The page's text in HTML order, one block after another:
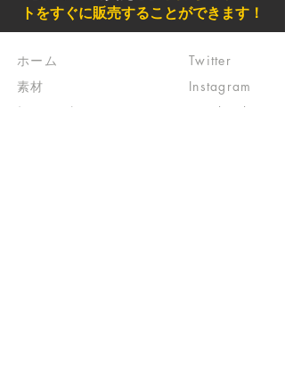
トをすぐに販売することができます！
ホーム
素材
初めての方
Twitter
Instagram
Facebook